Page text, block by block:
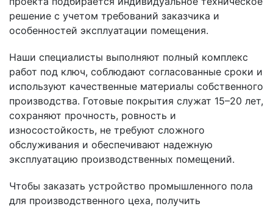
решение с учетом требований заказчика и
особенностей эксплуатации помещения.
Наши специалисты выполняют полный комплекс
работ под ключ, соблюдают согласованные сроки и
используют качественные материалы собственного
производства. Готовые покрытия служат 15–20 лет,
сохраняют прочность, ровность и
износостойкость, не требуют сложного
обслуживания и обеспечивают надежную
эксплуатацию производственных помещений.
Чтобы заказать устройство промышленного пола
для производственного цеха, получить